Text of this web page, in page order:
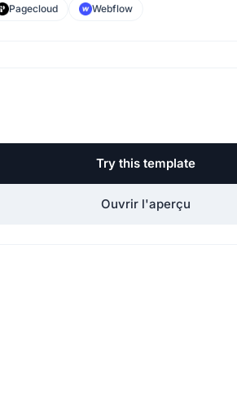
Pagecloud Webflow
Try this template
Ouvrir l'aperçu